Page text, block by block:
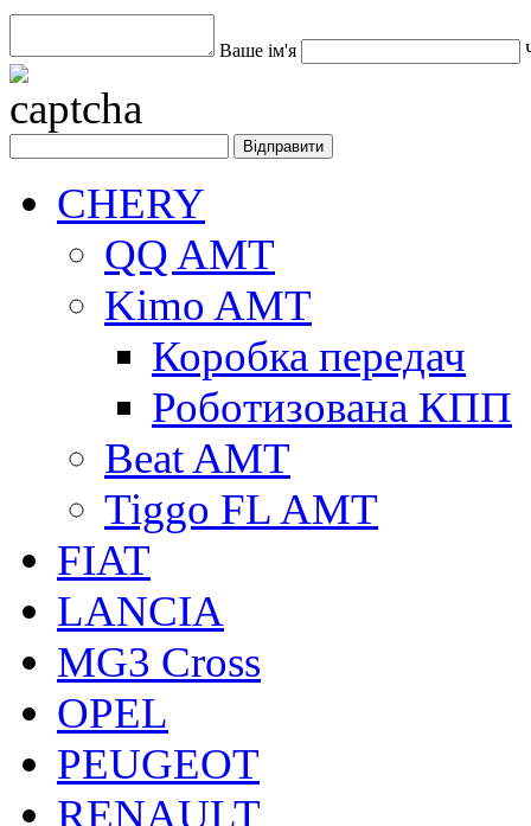
Ваше ім'я
CHERY
QQ AMT
Kimo AMT
Коробка передач
Роботизована КПП
Beat AMT
Tiggo FL AMT
FIAT
LANCIA
MG3 Cross
OPEL
PEUGEOT
RENAULT